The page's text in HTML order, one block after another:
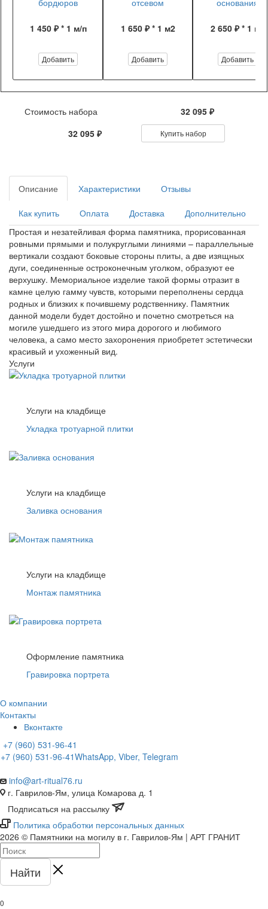
1 450 ₽ * 1 м/п
Добавить
1 650 ₽ * 1 м2
Добавить
2 650 ₽ * 1 м2
Добавить
Стоимость набора
32 095 ₽
32 095 ₽
Купить набор
Описание Характеристики Отзывы
Как купить Оплата Доставка
Дополнительно
Простая и незатейливая форма памятника, прорисованная
ровными прямыми и полукруглыми линиями – параллельные
вертикали создают боковые стороны плиты, а две изящных
дуги, соединенные остроконечным уголком, образуют ее
верхушку. Мемориальное изделие такой формы отразит в
камне целую гамму чувств, которыми переполнены сердца
родных и близких к почившему родственнику. Памятник
данной модели будет достойно и почетно смотреться на
могиле ушедшего из этого мира дорогого и любимого
человека, а само место захоронения приобретет эстетически
красивый и ухоженный вид.
Услуги
Услуги на кладбище
Укладка тротуарной плитки
Услуги на кладбище
Заливка основания
Услуги на кладбище
Монтаж памятника
Оформление памятника
Гравировка портрета
О компании
Контакты
Вконтакте
+7 (960) 531-96-41
+7 (960) 531-96-41WhatsApp, Viber, Telegram
info@art-ritual76.ru
г. Гаврилов-Ям, улица Комарова д. 1
Подписаться на рассылку
Политика обработки персональных данных
2026 © Памятники на могилу в г. Гаврилов-Ям | АРТ ГРАНИТ
Найти
0